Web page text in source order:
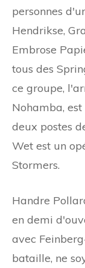
personnes
Hendrikse,
Embrose
tous des
ce groupe,
Nohamba,
deux postes
Wet est un
Stormers.
Handre
en demi
avec
bataille, ne